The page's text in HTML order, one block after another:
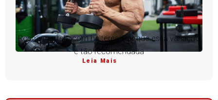
Rosca martelo com halteres: Por que essa variação
é tão recomendada
Leia Mais